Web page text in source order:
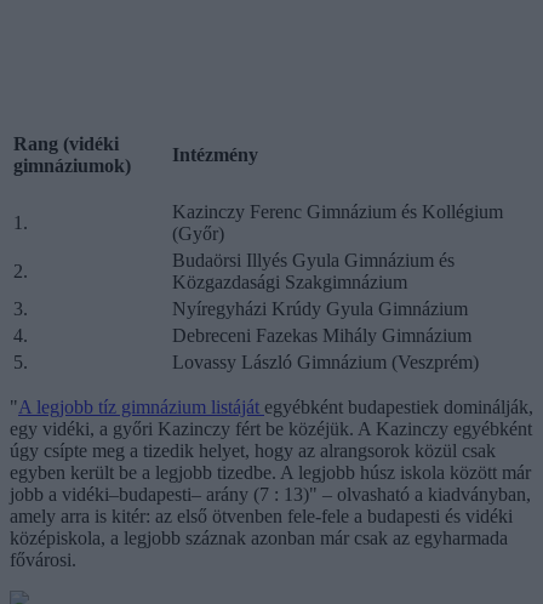
Rang (vidéki
gimnáziumok)
Intézmény
1.
Kazinczy Ferenc Gimnázium és Kollégium
(Győr)
2.
Budaörsi Illyés Gyula Gimnázium és
Közgazdasági Szakgimnázium
3.
Nyíregyházi Krúdy Gyula Gimnázium
4.
Debreceni Fazekas Mihály Gimnázium
5.
Lovassy László Gimnázium (Veszprém)
"A legjobb tíz gimnázium listáját egyébként budapestiek dominálják,
egy vidéki, a győri Kazinczy fért be közéjük. A Kazinczy egyébként
úgy csípte meg a tizedik helyet, hogy az alrangsorok közül csak
egyben került be a legjobb tizedbe. A legjobb húsz iskola között már
jobb a vidéki–budapesti– arány (7 : 13)" – olvasható a kiadványban,
amely arra is kitér: az első ötvenben fele-fele a budapesti és vidéki
középiskola, a legjobb száznak azonban már csak az egyharmada
fővárosi.